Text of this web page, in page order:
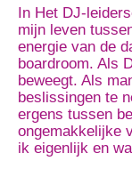
In Het DJ-
mijn leven
energie van de
boardroom. Als
beweegt. Als
beslissingen te
ergens tussen
ongemakkelijke
ik eigenlijk en